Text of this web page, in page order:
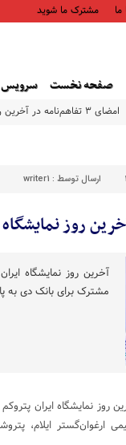
مشترک ما شوید
صفحه نخست سرویس
امضای ۳ تفاهم‌نامه در آخرین روز نمایشگاه ایران پتروکم در غرفه بانک دی
ارسال توسط : writer1
مشترک برای بانک دی به
ارغوان‌گستر ایلام،